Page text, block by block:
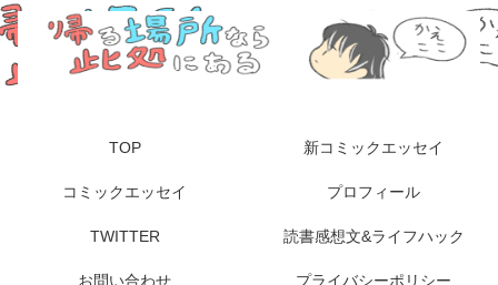
TOP 新コミックエッセイ
コミックエッセイ プロフィール
TWITTER 読書感想文&ライフハック
お問い合わせ プライバシーポリシー